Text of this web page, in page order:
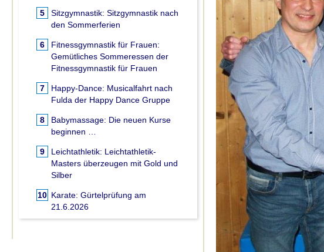
5 Sitzgymnastik: Sitzgymnastik nach
den Sommerferien
6
Fitnessgymnastik für Frauen:
Gemütliches Sommeressen der
Fitnessgymnastik für Frauen
7 Happy-Dance: Musicalfahrt nach
Fulda der Happy Dance Gruppe
8 Babymassage: Die neuen Kurse
beginnen …
9 Leichtathletik: Leichtathletik-
Masters überzeugen mit Gold und
Silber
10 Karate: Gürtelprüfung am
21.6.2026